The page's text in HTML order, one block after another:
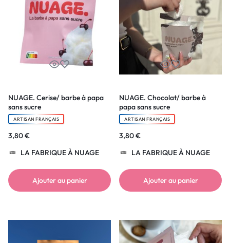
NUAGE. Cerise/ barbe à papa
sans sucre
ARTISAN FRANÇAIS
3,80€
LA FABRIQUE À NUAGE
Ajouter au panier
NUAGE. Chocolat/ barbe à
papa sans sucre
ARTISAN FRANÇAIS
3,80€
LA FABRIQUE À NUAGE
Ajouter au panier